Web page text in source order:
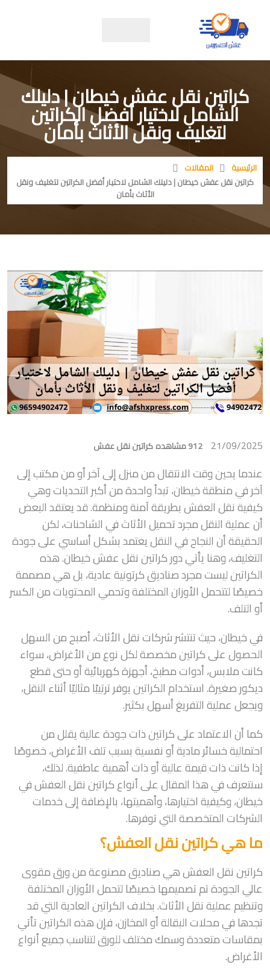
كراتين نقل عفش خيطان | دليلك
الشامل لاختيار أفضل الكراتين
لتغليف ونقل الأثاث بأمان
الرئيسية
المقالات
كراتين نقل عفش خيطان | دليلك الشامل لاختيار أفضل الكراتين لتغليف ونقل
الأثاث بأمان
21/09/2025 912 مشاهده كراتين نقل عفش
عندما يحين وقت الانتقال من منزل إلى آخر أو من مكتب إلى
آخر في منطقة خيطان، تبدأ واحدة من أكبر التحديات وهي
كيفية نقل العفش بطريقة آمنة ومنظمة. قد يعتقد البعض
أن عملية النقل مجرد تحميل الأثاث في الشاحنات، لكن
الحقيقة أن النجاح في النقل يعتمد بشكل أساسي على جودة
التغليف، وهنا يأتي دور كراتين نقل عفش خيطان. هذه
الكراتين ليست مجرد صناديق كرتونية عادية، بل هي مصممة
خصيصًا لتتحمل الأوزان المختلفة وتحمي المحتويات من الكسر
أو التلف.
في خيطان، حيث تنتشر شركات نقل الأثاث، أصبح من السهل
الحصول على كراتين مخصصة لكل نوع من الأغراض، سواء
كانت ملابس، أدوات مطبخ، أجهزة كهربائية أو حتى قطع
ديكور صغيرة. استخدام الكراتين يوفر ترتيبًا مثاليًا أثناء النقل،
ويجعل عملية التفريغ أسهل بكثير.
كما أن الاعتماد على كراتين ذات جودة عالية يقلل من
احتمالية خسائر مادية أو نفسية بسبب تلف الأغراض، خصوصًا
إذا كانت ذات قيمة عالية أو ذات أهمية عاطفية. لذلك،
سنتعرف في هذا المقال على أنواع كراتين نقل العفش في
خيطان، وكيفية اختيارها، وأهميتها، بالإضافة إلى خدمات
الشركات المتخصصة التي توفرها.
ما هي كراتين نقل العفش؟
كراتين نقل العفش هي صناديق مصنوعة من ورق مقوى
عالي الجودة تم تصميمها خصيصًا لتحمل الأوزان المختلفة
وتنظيم عملية نقل الأثاث. بخلاف الكراتين العادية التي قد
تجدها في محلات البقالة أو المخازن، فإن هذه الكراتين تأتي
بمقاسات متعددة وسمك مختلف للورق لتناسب جميع أنواع
الأغراض.